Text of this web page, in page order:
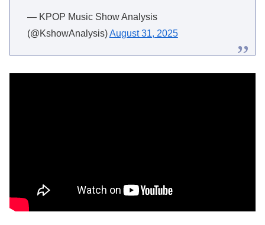
— KPOP Music Show Analysis
(@KshowAnalysis)August 31, 2025